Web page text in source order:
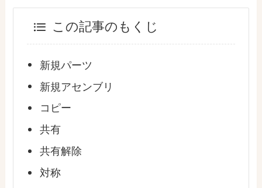
この記事のもくじ
新規パーツ
新規アセンブリ
コピー
共有
共有解除
対称